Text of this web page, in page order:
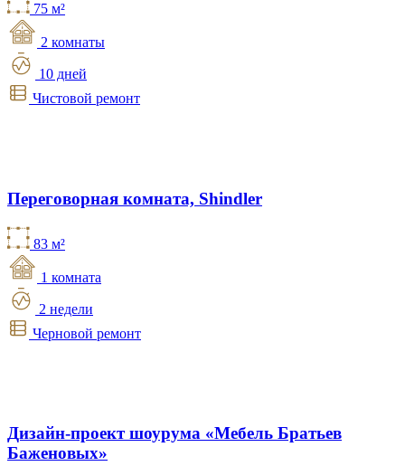
75 м²
2 комнаты
10 дней
Чистовой ремонт
Переговорная комната, Shindler
83 м²
1 комната
2 недели
Черновой ремонт
Дизайн-проект шоурума «Мебель Братьев
Баженовых»